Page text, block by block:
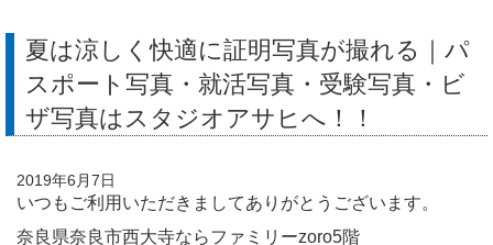
夏は涼しく快適に証明写真が撮れる｜パ
スポート写真・就活写真・受験写真・ビ
ザ写真はスタジオアサヒへ！！
2019年6月7日
いつもご利用いただきましてありがとうございます。
奈良県奈良市西大寺ならファミリーzoro5階